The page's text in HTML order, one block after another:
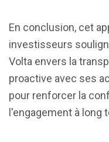
En conclusion, cet
investisseurs
Volta envers la
proactive avec ses
pour renforcer la
l'engagement à long